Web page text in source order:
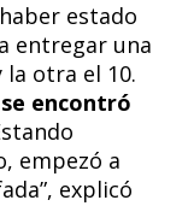
estado
entregar una
otra el 10.
encontró
empezó a
explicó